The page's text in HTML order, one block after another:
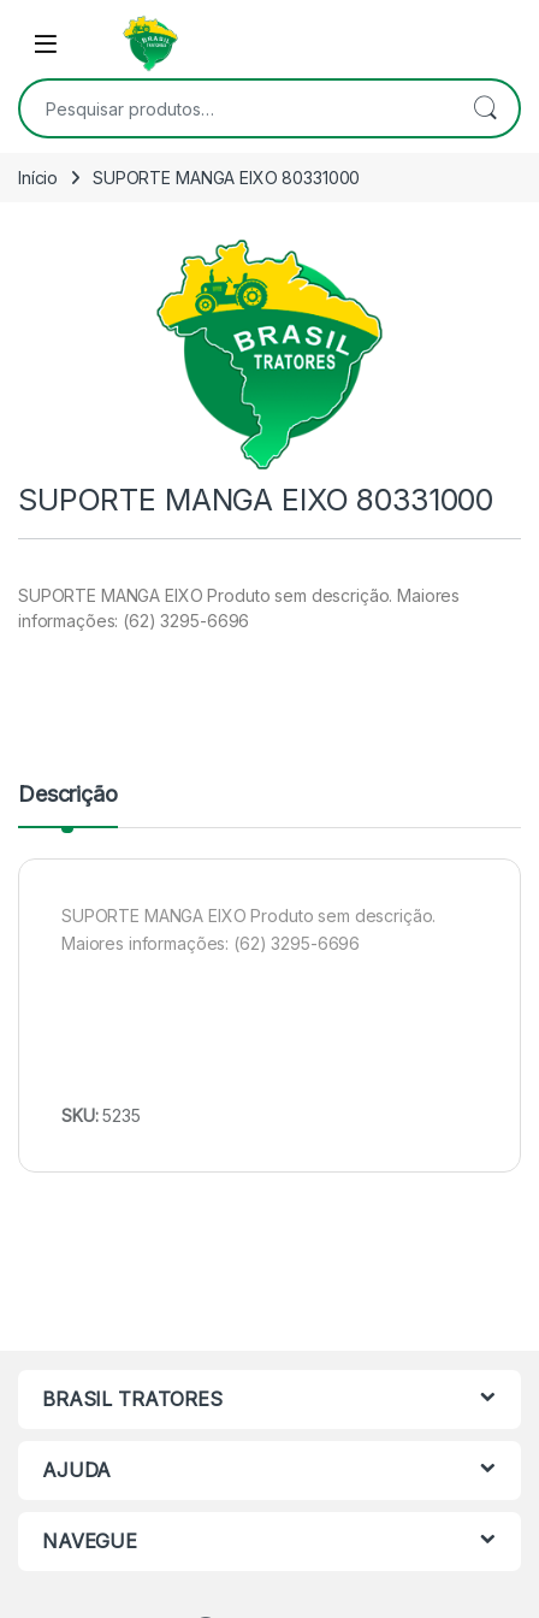
Skip to navigation
Open
Pesquisar por:
Início SUPORTE MANGA EIXO 80331000
SUPORTE MANGA EIXO 80331000
SUPORTE MANGA EIXO Produto sem descrição. Maiores
informações: (62) 3295-6696
Descrição
SUPORTE MANGA EIXO Produto sem descrição.
Maiores informações: (62) 3295-6696
SKU:5235
BRASIL TRATORES
AJUDA
NAVEGUE